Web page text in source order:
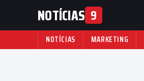
NOTÍCIAS 9
NOTÍCIAS MARKETING